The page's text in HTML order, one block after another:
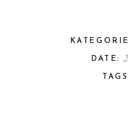
DATE: